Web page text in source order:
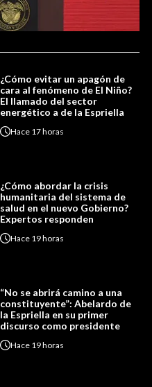
¿Cómo evitar un apagón de
cara al fenómeno de El Niño?
El llamado del sector
energético a de la Espriella
Hace 17 horas
¿Cómo abordar la crisis
humanitaria del sistema de
salud en el nuevo Gobierno?
Expertos responden
Hace 19 horas
“No se abrirá camino a una
constituyente”: Abelardo de
la Espriella en su primer
discurso como presidente
Hace 19 horas